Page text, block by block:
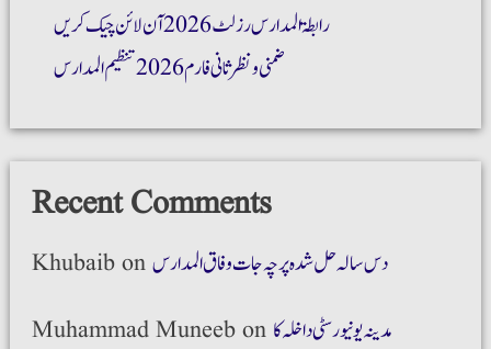
رابطۃ المدارس رزلٹ 2026 آن لائن چیک کریں
ضمنی و نظر ثانی فارم 2026 تنظیم المدارس
Recent Comments
Khubaibonدس سالہ حل شدہ پرچہ جات وفاق المدارس
Muhammad Muneebon مدینہ یونیورسٹی داخلہ کا